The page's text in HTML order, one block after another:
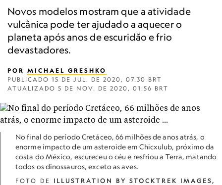
Novos modelos mostram que a atividade
vulcânica pode ter ajudado a aquecer o
planeta após anos de escuridão e frio
devastadores.
POR MICHAEL GRESHKO
PUBLICADO 15 DE JUL. DE 2020, 07:30 BRT
ATUALIZADO 5 DE NOV. DE 2020, 01:56 BRT
No final do período Cretáceo, 66 milhões de anos atrás, o
enorme impacto de um asteroide em Chicxulub, próximo da
costa do México, escureceu o céu e resfriou a Terra, matando
todos os dinossauros, exceto as aves.
FOTO DE ILLUSTRATION BY STOCKTREK IMAGES,